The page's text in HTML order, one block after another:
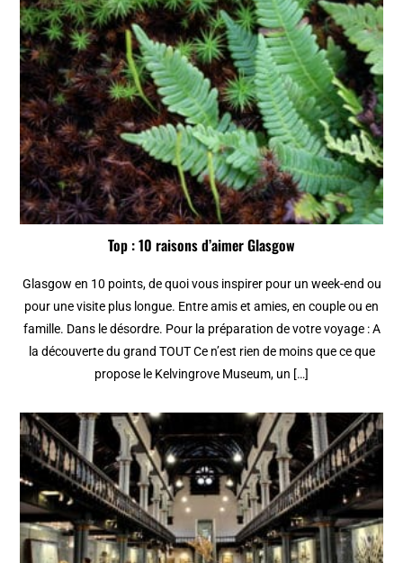
Top : 10 raisons d’aimer Glasgow
Glasgow en 10 points, de quoi vous inspirer pour un week-end ou
pour une visite plus longue. Entre amis et amies, en couple ou en
famille. Dans le désordre. Pour la préparation de votre voyage : A
la découverte du grand TOUT Ce n’est rien de moins que ce que
propose le Kelvingrove Museum, un […]